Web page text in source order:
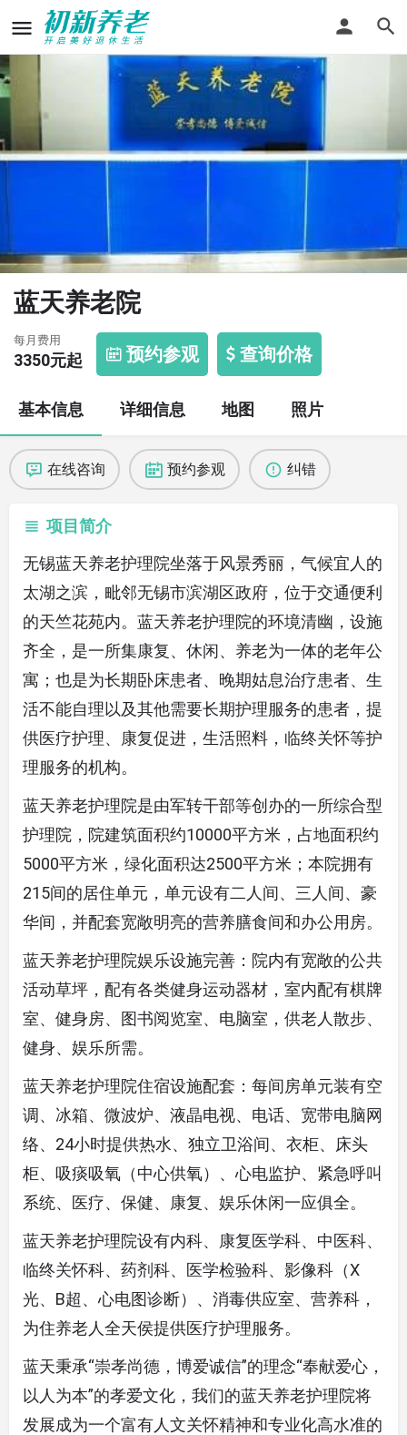
蓝天养老院
每月费用
3350元起 预约参观 查询价格
基本信息 详细信息 地图 照片
在线咨询 预约参观 纠错
项目简介
无锡蓝天养老护理院坐落于风景秀丽，气候宜人的
太湖之滨，毗邻无锡市滨湖区政府，位于交通便利
的天竺花苑内。蓝天养老护理院的环境清幽，设施
齐全，是一所集康复、休闲、养老为一体的老年公
寓；也是为长期卧床患者、晚期姑息治疗患者、生
活不能自理以及其他需要长期护理服务的患者，提
供医疗护理、康复促进，生活照料，临终关怀等护
理服务的机构。
蓝天养老护理院是由军转干部等创办的一所综合型
护理院，院建筑面积约10000平方米，占地面积约
5000平方米，绿化面积达2500平方米；本院拥有
215间的居住单元，单元设有二人间、三人间、豪
华间，并配套宽敞明亮的营养膳食间和办公用房。
蓝天养老护理院娱乐设施完善：院内有宽敞的公共
活动草坪，配有各类健身运动器材，室内配有棋牌
室、健身房、图书阅览室、电脑室，供老人散步、
健身、娱乐所需。
蓝天养老护理院住宿设施配套：每间房单元装有空
调、冰箱、微波炉、液晶电视、电话、宽带电脑网
络、24小时提供热水、独立卫浴间、衣柜、床头
柜、吸痰吸氧（中心供氧）、心电监护、紧急呼叫
系统、医疗、保健、康复、娱乐休闲一应俱全。
蓝天养老护理院设有内科、康复医学科、中医科、
临终关怀科、药剂科、医学检验科、影像科（X
光、B超、心电图诊断）、消毒供应室、营养科，
为住养老人全天侯提供医疗护理服务。
蓝天秉承“崇孝尚德，博爱诚信”的理念“奉献爱心，
以人为本”的孝爱文化，我们的蓝天养老护理院将
发展成为一个富有人文关怀精神和专业化高水准的